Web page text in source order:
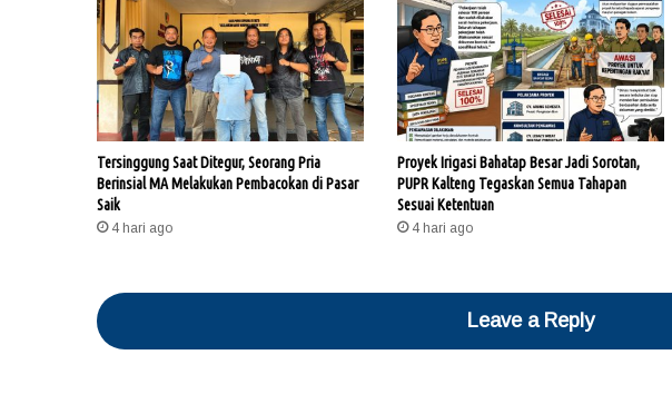
Tersinggung Saat Ditegur, Seorang Pria
Berinsial MA Melakukan Pembacokan di Pasar
Saik
4 hari ago
Proyek Irigasi Bahatap Besar Jadi Sorotan,
PUPR Kalteng Tegaskan Semua Tahapan
Sesuai Ketentuan
4 hari ago
Leave a Reply